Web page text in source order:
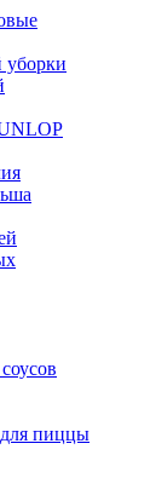
уборки
пиццы